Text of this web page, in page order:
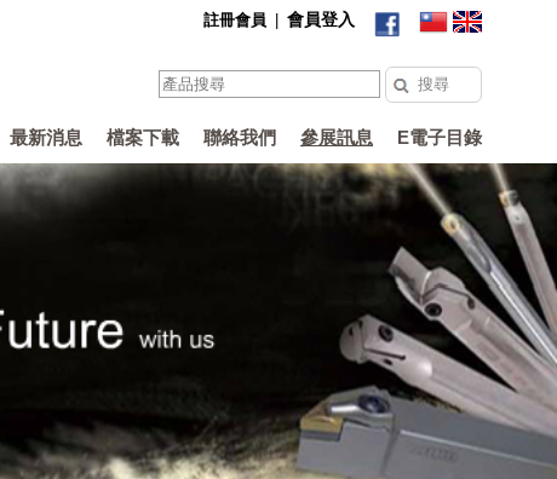
註冊會員 會員登入
最新消息 檔案下載 聯絡我們 參展訊息 E電子目錄